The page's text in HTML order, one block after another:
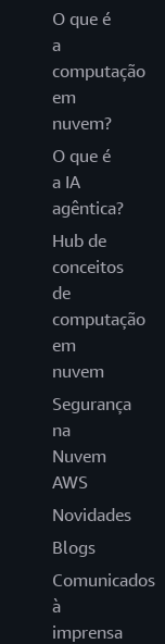
O que é
a
computação
em
nuvem?
O que é
a IA
agêntica?
Hub de
conceitos
de
computação
em
nuvem
Segurança
na
Nuvem
AWS
Novidades
Blogs
Comunicados
à
imprensa